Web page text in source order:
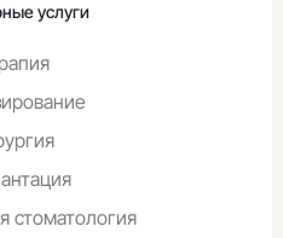
услуги
стоматология